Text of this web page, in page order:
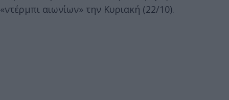
«ντέρμπι αιωνίων» την Κυριακή (22/10).